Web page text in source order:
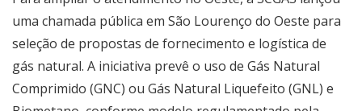
uma chamada pública em São Lourenço do Oeste para
seleção de propostas de fornecimento e logística de
gás natural. A iniciativa prevê o uso de Gás Natural
Comprimido (GNC) ou Gás Natural Liquefeito (GNL) e